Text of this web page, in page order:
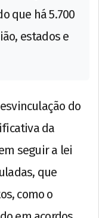
que há 5.700
estados e
do
da
seguir a lei
que
como o